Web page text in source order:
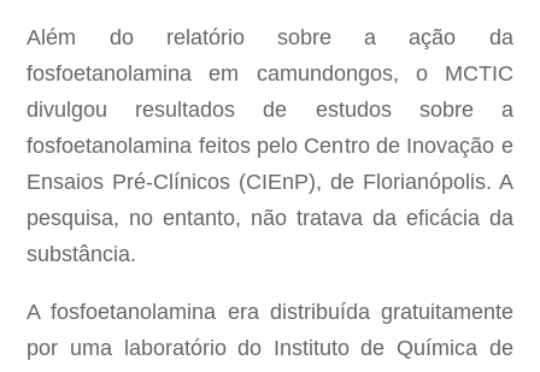
Além do relatório sobre a ação da
fosfoetanolamina em camundongos, o MCTIC
divulgou resultados de estudos sobre a
fosfoetanolamina feitos pelo Centro de Inovação e
Ensaios Pré-Clínicos (CIEnP), de Florianópolis. A
pesquisa, no entanto, não tratava da eficácia da
substância.
A fosfoetanolamina era distribuída gratuitamente
por uma laboratório do Instituto de Química de